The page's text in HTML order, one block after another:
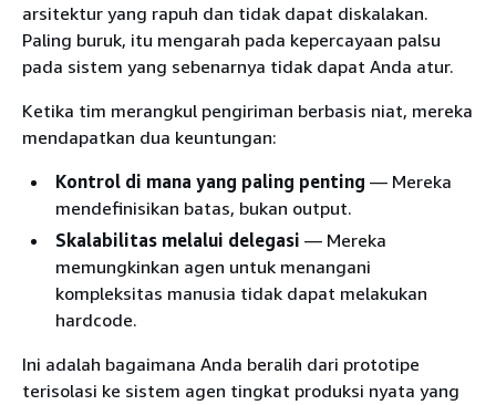
arsitektur yang rapuh dan tidak dapat diskalakan.
Paling buruk, itu mengarah pada kepercayaan palsu
pada sistem yang sebenarnya tidak dapat Anda atur.
Ketika tim merangkul pengiriman berbasis niat, mereka
mendapatkan dua keuntungan:
Kontrol di mana yang paling penting — Mereka
mendefinisikan batas, bukan output.
Skalabilitas melalui delegasi — Mereka
memungkinkan agen untuk menangani
kompleksitas manusia tidak dapat melakukan
hardcode.
Ini adalah bagaimana Anda beralih dari prototipe
terisolasi ke sistem agen tingkat produksi nyata yang